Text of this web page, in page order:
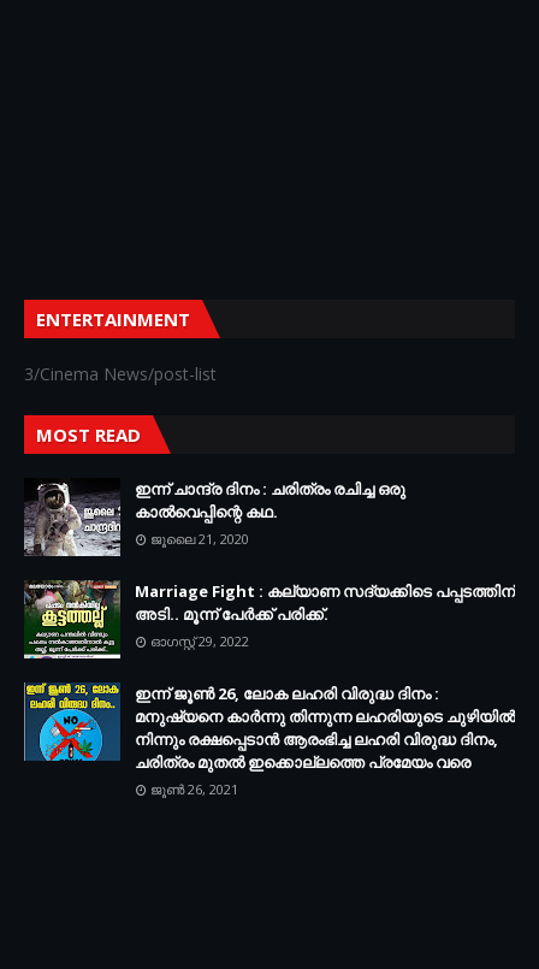
ENTERTAINMENT
3/Cinema News/post-list
MOST READ
ഇന്ന് ചാന്ദ്ര ദിനം : ചരിത്രം രചിച്ച ഒരു
കാൽവെപ്പിന്റെ കഥ.
ജൂലൈ 21, 2020
Marriage Fight : കല്യാണ സദ്യക്കിടെ പപ്പടത്തിന്
അടി.. മൂന്ന് പേർക്ക് പരിക്ക്.
ഓഗസ്റ്റ് 29, 2022
ഇന്ന് ജൂൺ 26, ലോക ലഹരി വിരുദ്ധ ദിനം :
മനുഷ്യനെ കാർന്നു തിന്നുന്ന ലഹരിയുടെ ചുഴിയിൽ
നിന്നും രക്ഷപ്പെടാൻ ആരംഭിച്ച ലഹരി വിരുദ്ധ ദിനം,
ചരിത്രം മുതൽ ഇക്കൊല്ലത്തെ പ്രമേയം വരെ
ജൂൺ 26, 2021